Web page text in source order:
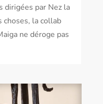
dirigées par Nez la
la collab
ne déroge pas